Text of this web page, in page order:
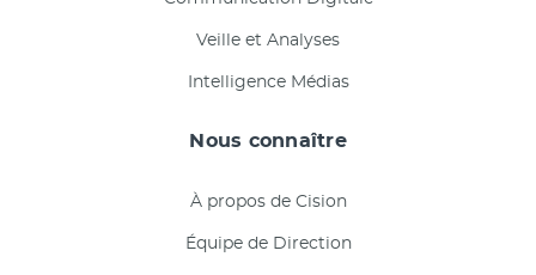
Veille et Analyses
Intelligence Médias
Nous connaître
À propos de Cision
Équipe de Direction